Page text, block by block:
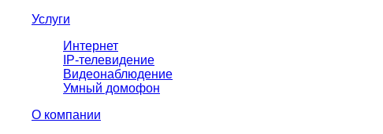
Услуги
Интернет
IP-телевидение
Видеонаблюдение
Умный домофон
О компании